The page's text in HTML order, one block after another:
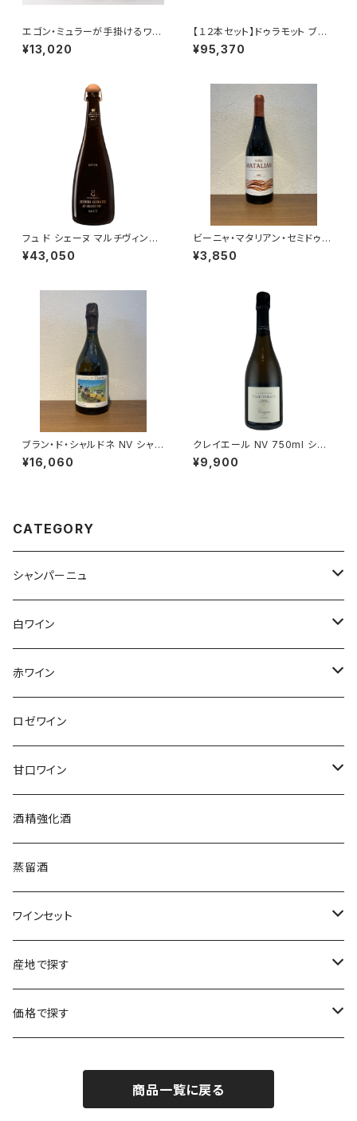
エゴン・ミュラーが手掛けるワイ
ン3本セット（シャトーベラ リー
スリング 2023・シャトーベラ カ
¥13,020
【１２本セット】ドゥラモット ブリ
ュット NV シャンパーニュ 750
ml
¥95,370
フュ ド シェーヌ マルチヴィンテ
ージ 箱なし 750ml アンリ ジ
ロー シャンパーニュ フランス 正
¥43,050
ビーニャ・マタリアン・セミドゥル
セ 2024 プリミティーボ・コリャ
ンテス 白ワイン スペイン 750
¥3,850
ブラン・ド・シャルドネ NV シャヴ
ォスト シャンパーニュ 750ml
¥16,060
クレイエール NV 750ml シャ
ンパーニュ ムニエ シャルドネ フ
ランス
¥9,900
CATEGORY
シャンパーニュ
アンリ・ジロー
アンリ・ビリオ・フィス
エティエンヌ・ルフェーヴル
クリスチャン・ゴセ
クロード・カザル
ジェローム・ルフェーヴル
シャルトーニュ・タイエ
シャルル・エドシック
ジャン・ラルマン
白ワイン
フランス
アルザス
ブルゴーニュ
ロワール
コトーシャンプノワ
ドイツ
オーストラリア
ニュージーランド
南アフリカ
チリ
スロヴァキア
オーストリア
赤ワイン
フランス
アルザス
シュッド・ウエスト
ロワール
スロヴァキア
オーストラリア
ニュージーランド
南アフリカ
チリ
アメリカ
ロゼワイン
甘口ワイン
フランス
ソーテルヌ
酒精強化酒
蒸留酒
ワインセット
福袋
シャンパーニュセット
産地で探す
アメリカ
価格で探す
3,000円～4,999円
商品一覧に戻る